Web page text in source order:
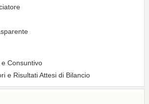
Consuntivo
e Risultati Attesi di Bilancio